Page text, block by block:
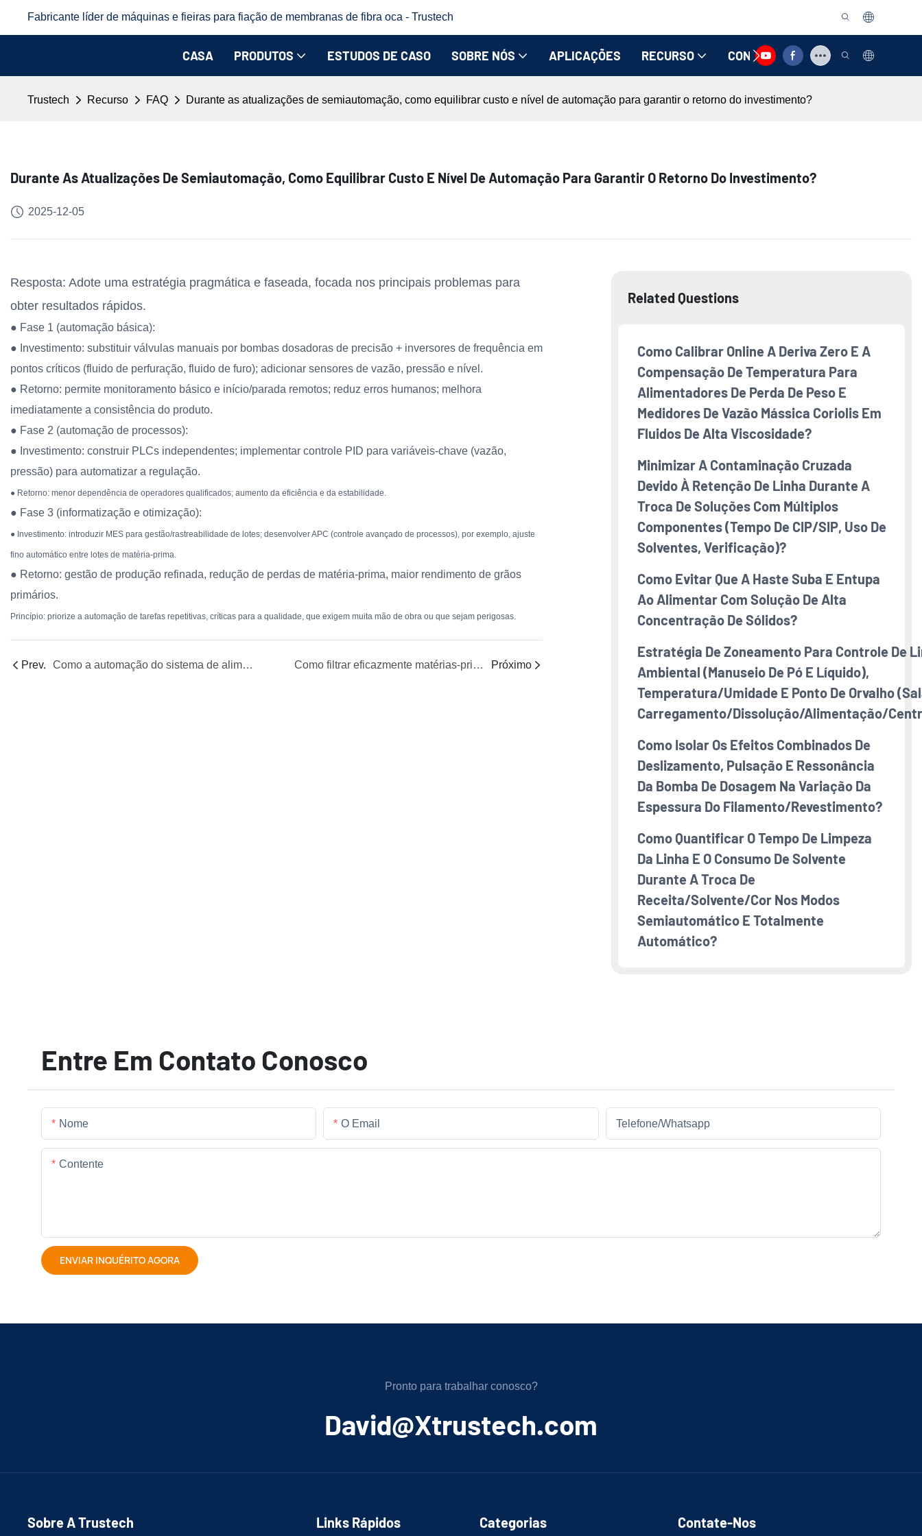
Fabricante líder de máquinas e fieiras para fiação de membranas de fibra oca - Trustech
CASA PRODUTOS ESTUDOS DE CASO SOBRE NÓS APLICAÇÕES RECURSO CONTATE-NOS
Trustech Recurso FAQ Durante as atualizações de semiautomação, como equilibrar custo e nível de automação para garantir o retorno do investimento?
Durante As Atualizações De Semiautomação, Como Equilibrar Custo E Nível De Automação Para Garantir O Retorno Do Investimento?
2025-12-05
Resposta: Adote uma estratégia pragmática e faseada, focada nos principais problemas para
obter resultados rápidos.
● Fase 1 (automação básica):
● Investimento: substituir válvulas manuais por bombas dosadoras de precisão + inversores de frequência em
pontos críticos (fluido de perfuração, fluido de furo); adicionar sensores de vazão, pressão e nível.
● Retorno: permite monitoramento básico e início/parada remotos; reduz erros humanos; melhora
imediatamente a consistência do produto.
● Fase 2 (automação de processos):
● Investimento: construir PLCs independentes; implementar controle PID para variáveis-chave (vazão,
pressão) para automatizar a regulação.
● Retorno: menor dependência de operadores qualificados; aumento da eficiência e da estabilidade.
● Fase 3 (informatização e otimização):
● Investimento: introduzir MES para gestão/rastreabilidade de lotes; desenvolver APC (controle avançado de processos), por exemplo, ajuste
fino automático entre lotes de matéria-prima.
● Retorno: gestão de produção refinada, redução de perdas de matéria-prima, maior rendimento de grãos
primários.
Princípio: priorize a automação de tarefas repetitivas, críticas para a qualidade, que exigem muita mão de obra ou que sejam perigosas.
Prev. Como a automação do sistema de alimentação se integra precisamente aos processos subsequentes para alcançar uma integração perfeita? Como filtrar eficazmente matérias-primas contendo sólidos, garantindo ao mesmo tempo uma alimentação contínua? Próximo
Related Questions
Como Calibrar Online A Deriva Zero E A
Compensação De Temperatura Para
Alimentadores De Perda De Peso E
Medidores De Vazão Mássica Coriolis Em
Fluidos De Alta Viscosidade?
Minimizar A Contaminação Cruzada
Devido À Retenção De Linha Durante A
Troca De Soluções Com Múltiplos
Componentes (tempo De CIP/SIP, Uso De
Solventes, Verificação)?
Como Evitar Que A Haste Suba E Entupa
Ao Alimentar Com Solução De Alta
Concentração De Sólidos?
Estratégia De Zoneamento Para Controle De
Ambiental (manuseio De Pó E Líquido),
Temperatura/umidade E Ponto De Orvalho
Carregamento/dissolução/alimentação/
Como Isolar Os Efeitos Combinados De
Deslizamento, Pulsação E Ressonância
Da Bomba De Dosagem Na Variação Da
Espessura Do Filamento/revestimento?
Como Quantificar O Tempo De Limpeza
Da Linha E O Consumo De Solvente
Durante A Troca De
Receita/solvente/cor Nos Modos
Semiautomático E Totalmente
Automático?
Entre Em Contato Conosco
Nome O Email Telefone/whatsapp
Contente
ENVIAR INQUÉRITO AGORA
Pronto para trabalhar conosco?
﻿David@Xtrustech.com
Sobre A Trustech Links Rápidos Categorias Contate-Nos